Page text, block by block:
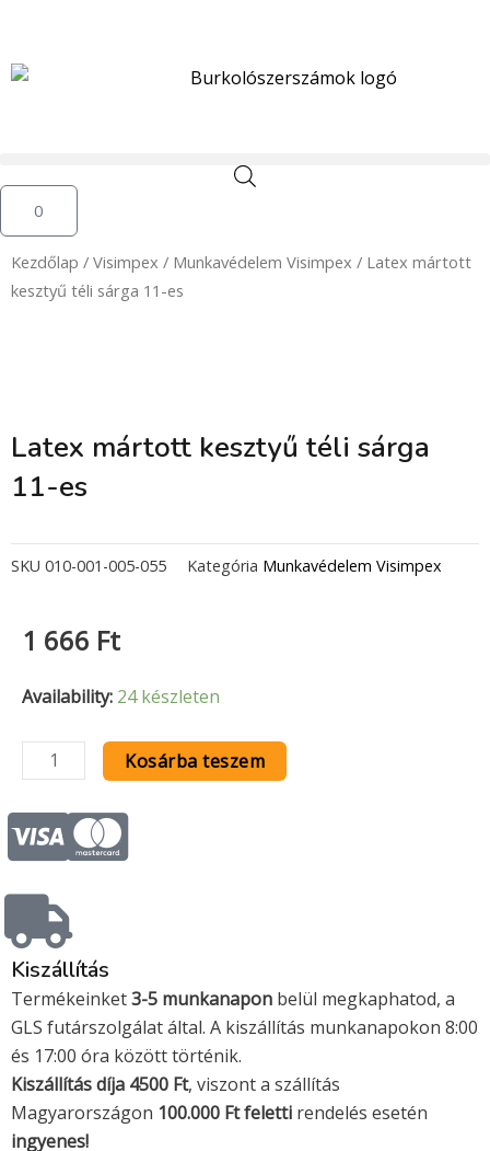
content
0
Kosár
Kezdőlap / Visimpex / Munkavédelem Visimpex / Latex mártott
kesztyű téli sárga 11-es
Latex mártott kesztyű téli sárga
11-es
SKU 010-001-005-055 Kategória Munkavédelem Visimpex
1 666 Ft
Availability: 24 készleten
Latex
kesztyű
téli
sárga
11-
es
mennyiség
Kosárba teszem
C
c
-
v
i
s
C
-
m
a
s
Kiszállítás
Termékeinket3-5 munkanapon belül megkaphatod, a
GLS futárszolgálat által. A kiszállítás munkanapokon 8:00
és 17:00 óra között történik.
Kiszállítás díja 4500 Ft, viszont a szállítás
Magyarországon 100.000 Ft feletti rendelés esetén
ingyenes!